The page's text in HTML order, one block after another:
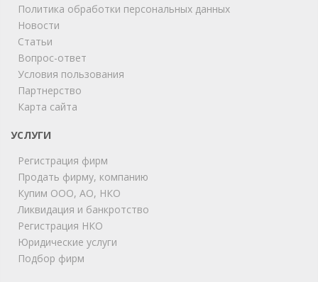
Политика обработки персональных данных
Новости
Статьи
Вопрос-ответ
Условия пользования
Партнерство
Карта сайта
УСЛУГИ
Регистрация фирм
Продать фирму, компанию
Купим ООО, АО, НКО
Ликвидация и банкротство
Регистрация НКО
Юридические услуги
Подбор фирм
Мы на связи!
Позвоните нам или свяжитесь с нами через любой
удобный мессенджер!
Telegram